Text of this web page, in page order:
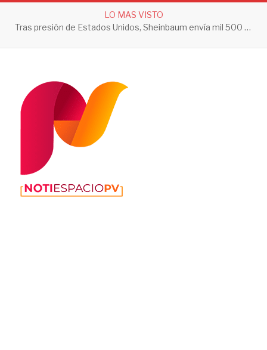
LO MAS VISTO
Tras presión de Estados Unidos, Sheinbaum envía mil 500 soldados a Michoacán